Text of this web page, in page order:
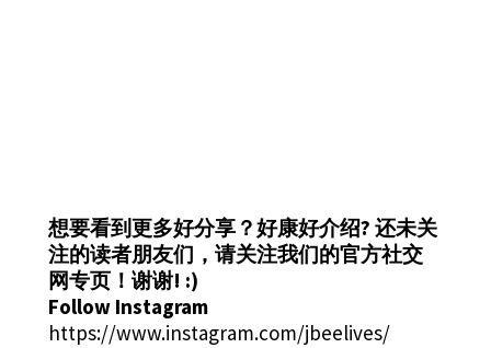
想要看到更多好分享？好康好介绍? 还未关
注的读者朋友们，请关注我们的官方社交
网专页！谢谢! :)
Follow Instagram
https://www.instagram.com/jbeelives/